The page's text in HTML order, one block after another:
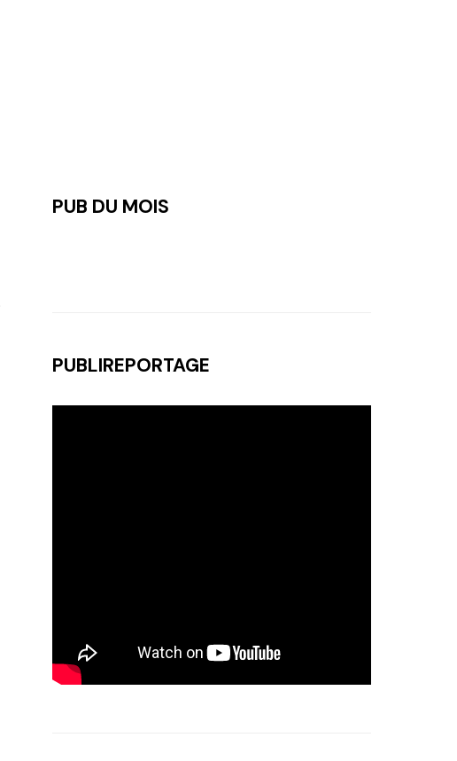
PUB DU MOIS
PUBLIREPORTAGE